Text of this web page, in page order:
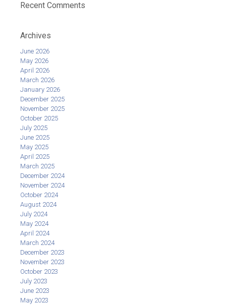
Recent Comments
Archives
June 2026
May 2026
April 2026
March 2026
January 2026
December 2025
November 2025
October 2025
July 2025
June 2025
May 2025
April 2025
March 2025
December 2024
November 2024
October 2024
August 2024
July 2024
May 2024
April 2024
March 2024
December 2023
November 2023
October 2023
July 2023
June 2023
May 2023